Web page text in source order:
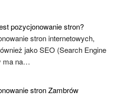
pozycjonowanie stron?
stron internetowych,
jako SEO (Search Engine
ma na…
stron Zambrów